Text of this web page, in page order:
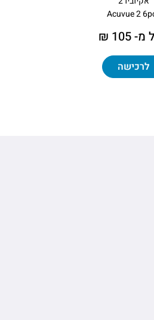
Acuvue 2
105 ₪
לרכישה